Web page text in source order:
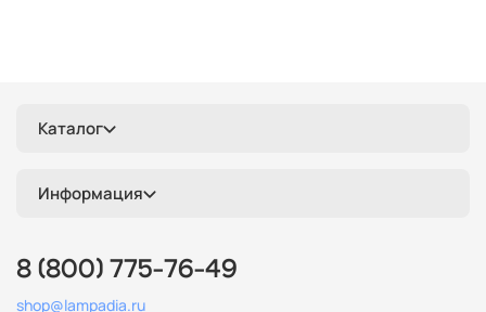
Каталог
Информация
8 (800) 775-76-49
shop@lampadia.ru